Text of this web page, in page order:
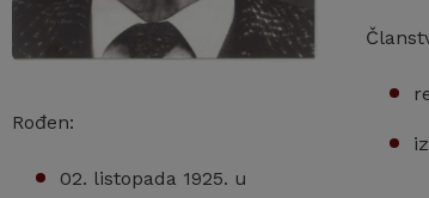
Rođen:
02. listopada 1925. u